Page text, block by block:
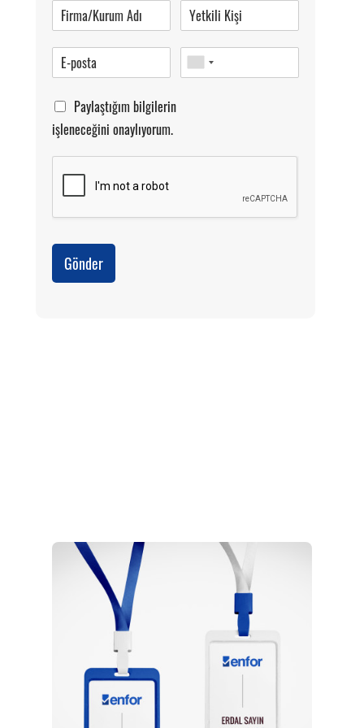
Paylaştığım bilgilerin
işleneceğini onaylıyorum.
Gönder